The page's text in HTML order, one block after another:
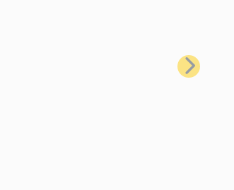
Seuraava